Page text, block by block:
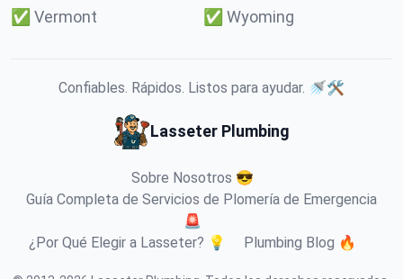
✅ Vermont ✅ Wyoming
Confiables. Rápidos. Listos para ayudar. 🚿🛠️
Lasseter Plumbing
Sobre Nosotros 😎
Guía Completa de Servicios de Plomería de Emergencia
🚨
¿Por Qué Elegir a Lasseter? 💡
Plumbing Blog 🔥